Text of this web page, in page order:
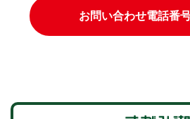
お問い合わせ電話番